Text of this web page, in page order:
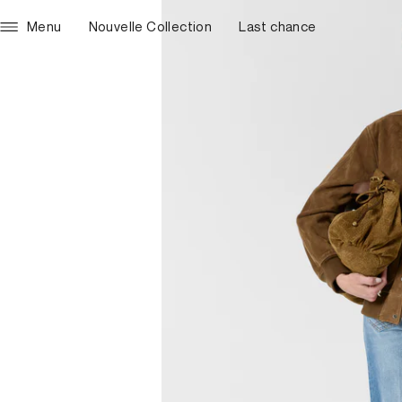
Menu Nouvelle Collection Last chance